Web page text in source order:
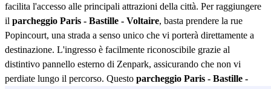
facilita l'accesso alle principali attrazioni della città. Per raggiungere
il parcheggio Paris - Bastille - Voltaire, basta prendere la rue
Popincourt, una strada a senso unico che vi porterà direttamente a
destinazione. L'ingresso è facilmente riconoscibile grazie al
distintivo pannello esterno di Zenpark, assicurando che non vi
perdiate lungo il percorso. Questo parcheggio Paris - Bastille -